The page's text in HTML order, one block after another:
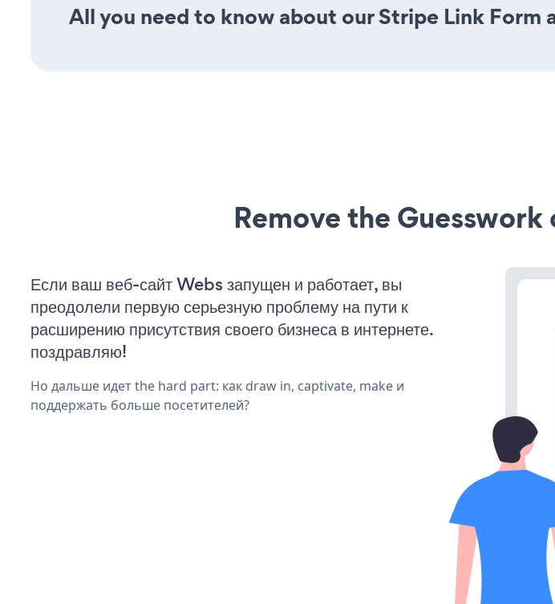
All you need to know about our Stripe Link Form
Remove the
Если ваш веб-сайт Webs запущен и работает, вы
преодолели первую серьезную проблему на пути к
расширению присутствия своего бизнеса в интернете.
поздравляю!
Но дальше идет the hard part: как draw in, captivate, make и
поддержать больше посетителей?